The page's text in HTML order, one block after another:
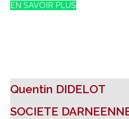
EN SAVOIR PLUS
Quentin DIDELOT
SOCIETE